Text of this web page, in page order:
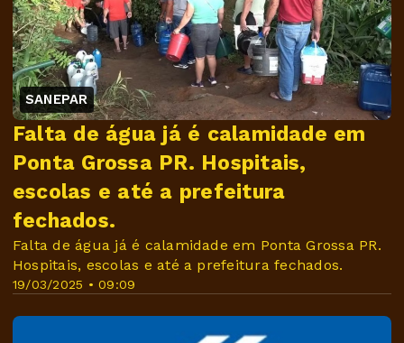
SANEPAR
19/03/2025 • 09:09
Falta de água já é calamidade em
Ponta Grossa PR. Hospitais,
escolas e até a prefeitura
fechados.
Falta de água já é calamidade em Ponta Grossa PR.
Hospitais, escolas e até a prefeitura fechados.